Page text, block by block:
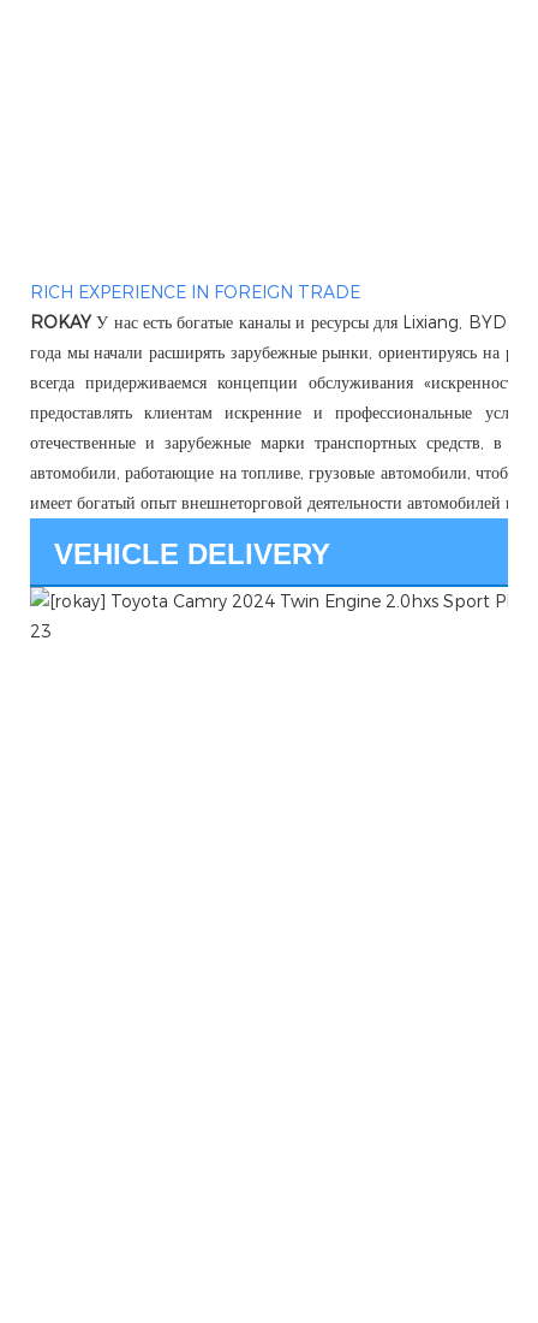
RICH EXPERIENCE IN FOREIGN TRADE
ROKAYУ нас есть богатые каналы и ресурсы для Lixiang,
года мы начали расширять зарубежные рынки, ориентируясь на
всегда придерживаемся концепции обслуживания
предоставлять клиентам искренние и профессиональные
отечественные и зарубежные марки транспортных средств, в
автомобили, работающие на топливе, грузовые автомобили, чтобы
имеет богатый опыт внешнеторговой деятельности автомобилей и
VEHICLE DELIVERY